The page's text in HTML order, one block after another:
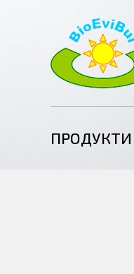
ПРОДУКТИ